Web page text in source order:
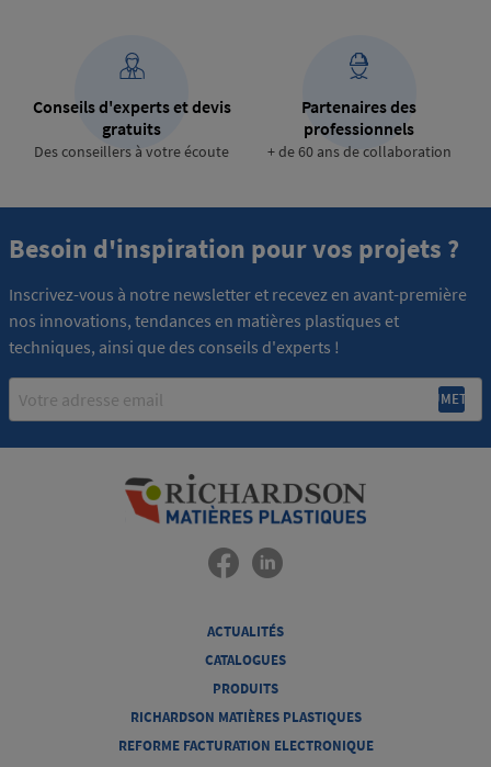
Conseils d'experts et devis
gratuits
Des conseillers à votre écoute
Partenaires des
professionnels
+ de 60 ans de collaboration
Besoin d'inspiration pour vos projets ?
Inscrivez-vous à notre newsletter et recevez en avant-première
nos innovations, tendances en matières plastiques et
techniques, ainsi que des conseils d'experts !
ACTUALITÉS
CATALOGUES
PRODUITS
RICHARDSON MATIÈRES PLASTIQUES
REFORME FACTURATION ELECTRONIQUE